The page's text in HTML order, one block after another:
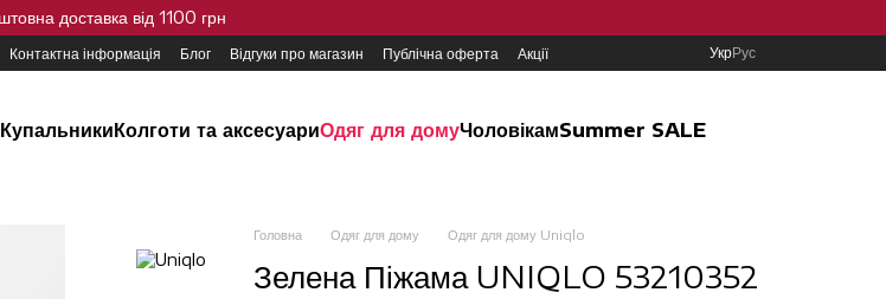
доставка від 1100 грн
Контактна інформація Блог Відгуки про магазин Публічна оферта Акції УкрРус
КупальникиКолготи та аксесуариОдяг для домуЧоловікамSummer SALE
Головна Одяг для дому Одяг для дому Uniqlo
Зелена Піжама UNIQLO 53210352